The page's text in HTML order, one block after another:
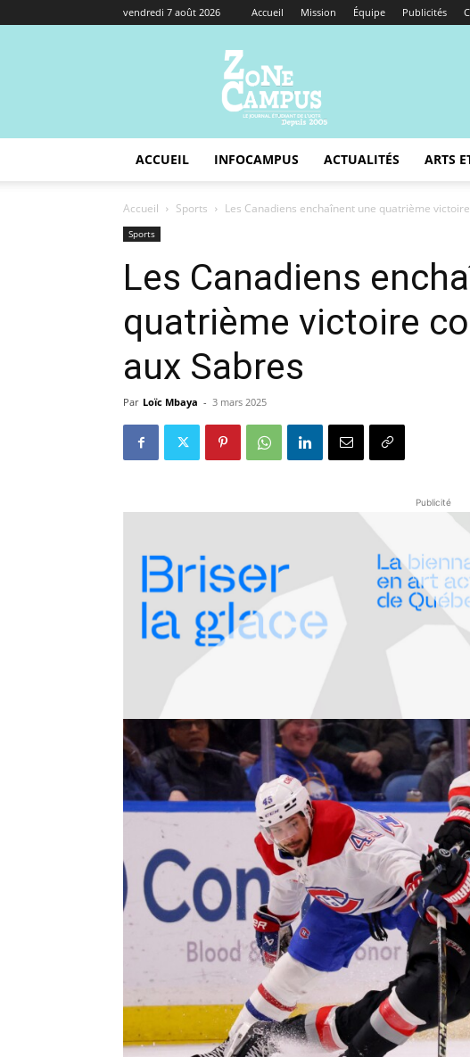
vendredi 7 août 2026 Accueil Mission Équipe Publicités
Campus
ACCUEIL INFOCAMPUS ACTUALITÉS ARTS
Accueil Sports Les Canadiens enchaînent une quatrième
Sports
Les Canadiens
quatrième victoire
aux Sabres
Par Loïc Mbaya - 3 mars 2025
Publicité